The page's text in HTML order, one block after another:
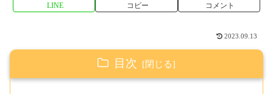
LINE コピー コメント
2023.09.13
目次